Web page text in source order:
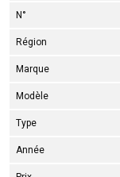
N°
Région
Marque
Modèle
Type
Année